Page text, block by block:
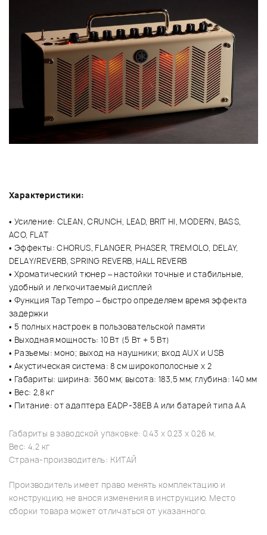
Характеристики:
• Усиление: CLEAN, CRUNCH, LEAD, BRIT HI, MODERN, BASS,
ACO, FLAT
• Эффекты: CHORUS, FLANGER, PHASER, TREMOLO, DELAY,
DELAY/REVERB, SPRING REVERB, HALL REVERB
• Хроматический тюнер – настойки точные и стабильные,
удобный и легкочитаемый дисплей
• Функция Tap Tempo – быстро определяем время эффекта
задержки
• 5 полных настроек в пользовательской памяти
• Выходная мощность: 10 Вт (5 Вт + 5 Вт)
• Разъемы: моно; выход на наушники; вход AUX и USB
• Акустическая система: 8 см широкополосные x 2
• Габариты: ширина: 360 мм; высота: 183,5 мм; глубина: 140 мм
• Вес: 2,8 кг
• Питание: от адаптера EADP-38EB A или батарей типа AA
Габариты в заводской упаковке: 0.43 x 0.23 x 0.26 м.
Вес: 4.2 кг
Страна-производитель: КИТАЙ
Производитель имеет право менять комплектацию и
конструкцию, не внося изменения в инструкцию. Место
сборки товара может отличаться от указанного.